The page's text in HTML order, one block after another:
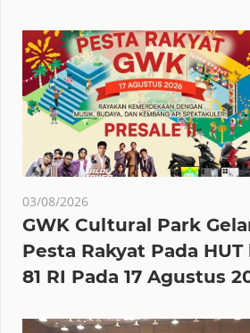
03/08/2026
GWK Cultural Park
Pesta Rakyat Pada HUT
81 RI Pada 17 Agustus